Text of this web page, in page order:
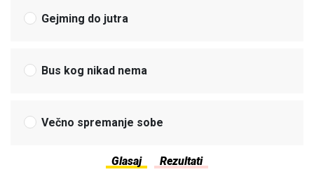
Gejming do jutra
Bus kog nikad nema
Večno spremanje sobe